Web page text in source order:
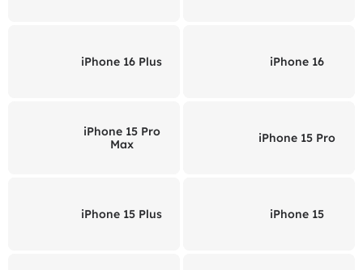
iPhone 16 Plus iPhone 16
iPhone 15 Pro
Max
iPhone 15 Pro
iPhone 15 Plus iPhone 15